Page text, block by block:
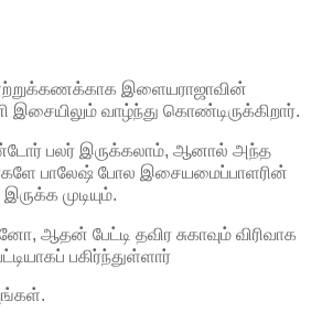
இளையராஜாவின்
இசையிலும் வாழ்ந்து கொண்டிருக்கிறார்.
பலர் இருக்கலாம், ஆனால் அந்த
பாலேஷ் போல இசையமைப்பாளரின்
முடியும்.
ஆதன் பேட்டி தவிர சுகாவும் விரிவாக
பகிர்ந்துள்ளார்